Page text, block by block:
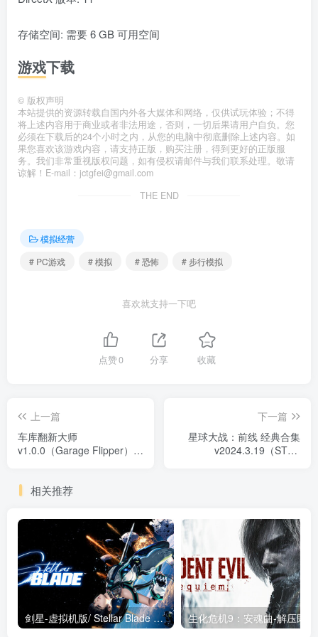
存储空间: 需要 6 GB 可用空间
游戏下载
© 版权声明
本站提供的资源转载自国内外各大媒体和网络，仅供试玩体验；不得
将上述内容用于商业或者非法用途，否则，一切后果请用户自负。您
必须在下载后的24个小时之内，从您的电脑中彻底删除上述内容。如
果您喜欢该游戏内容，请支持正版，购买注册，得到更好的正版服
务。我们非常重视版权问题，如有侵权请邮件与我们联系处理。敬请
谅解！E-mail：jctgfei@gmail.com
THE END
模拟经营
# PC游戏
# 模拟 # 恐怖 # 步行模拟
喜欢就支持一下吧
点赞0 分享 收藏
上一篇
车库翻新大师
v1.0.0（Garage Flipper）免
下一篇
星球大战：前线 经典合集
v2024.3.19（STAR
相关推荐
剑星-虚拟机版/ Stellar Blade v1.4.1|Build.19963153 终极版新补丁 送修改器 免安装中文版